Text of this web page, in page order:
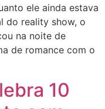
ele ainda estava
do reality show, o
na noite de
de romance com o
10